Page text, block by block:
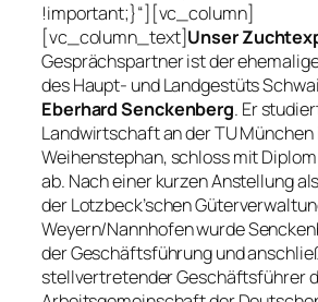
!important;}“][vc_column]
[vc_column_text]Unser
Gesprächspartner ist der
des Haupt- und Landgestüts
Eberhard Senckenberg. Er
Landwirtschaft an der TU München
Weihenstephan, schloss mit
ab. Nach einer kurzen Anstellung
der Lotzbeck’schen
Weyern/Nannhofen wurde
der Geschäftsführung und
stellvertretender Geschäftsführer